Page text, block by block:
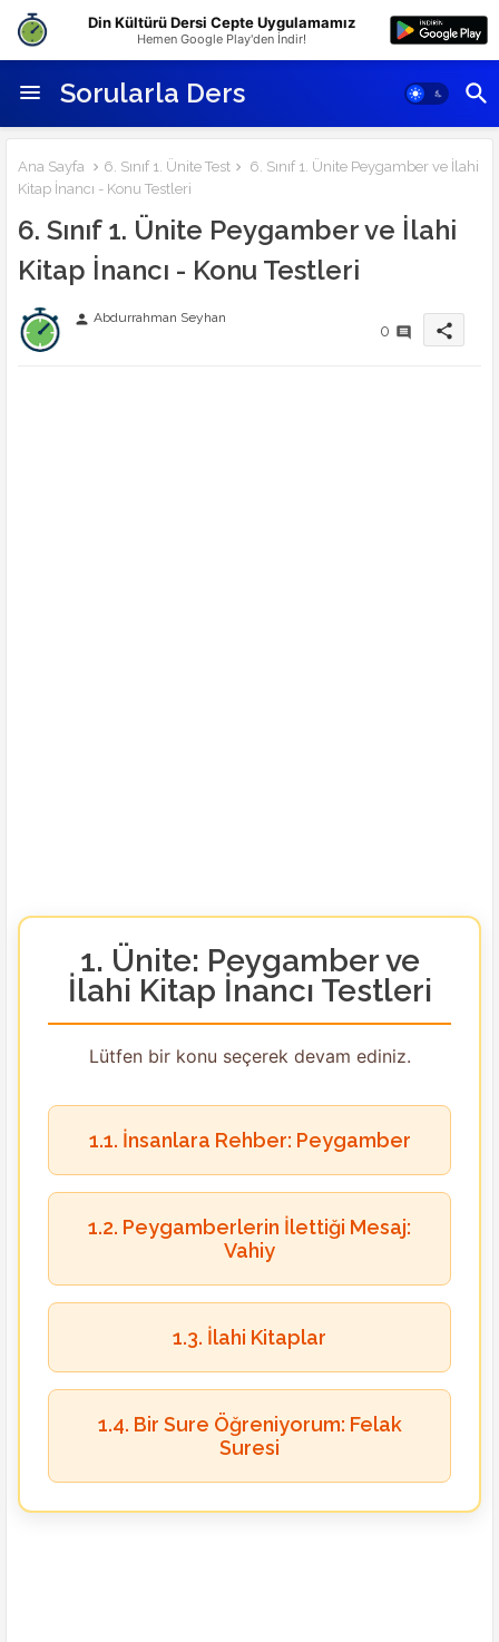
Sorularla Ders
Ana Sayfa 6. Sınıf 1. Ünite Test
6. Sınıf 1. Ünite Peygamber ve İlahi
Kitap İnancı - Konu Testleri
6. Sınıf 1. Ünite Peygamber ve İlahi
Kitap İnancı - Konu Testleri
person Abdurrahman Seyhan
0 share
1. Ünite: Peygamber ve
İlahi Kitap İnancı Testleri
Lütfen bir konu seçerek devam ediniz.
1.1. İnsanlara Rehber: Peygamber
1.2. Peygamberlerin İlettiği Mesaj:
Vahiy
1.3. İlahi Kitaplar
1.4. Bir Sure Öğreniyorum: Felak
Suresi
Din Kültürü Dersi Cepte Uygulamamız
Hemen Google Play'den İndir!